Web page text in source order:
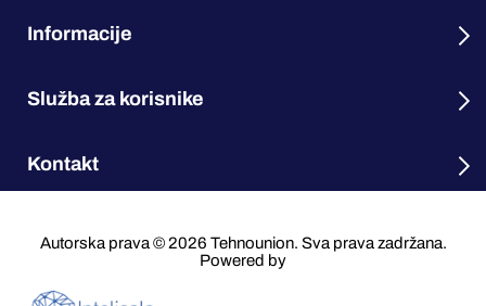
Informacije
Služba za korisnike
Kontakt
Autorska prava © 2026 Tehnounion. Sva prava zadržana.
Powered by